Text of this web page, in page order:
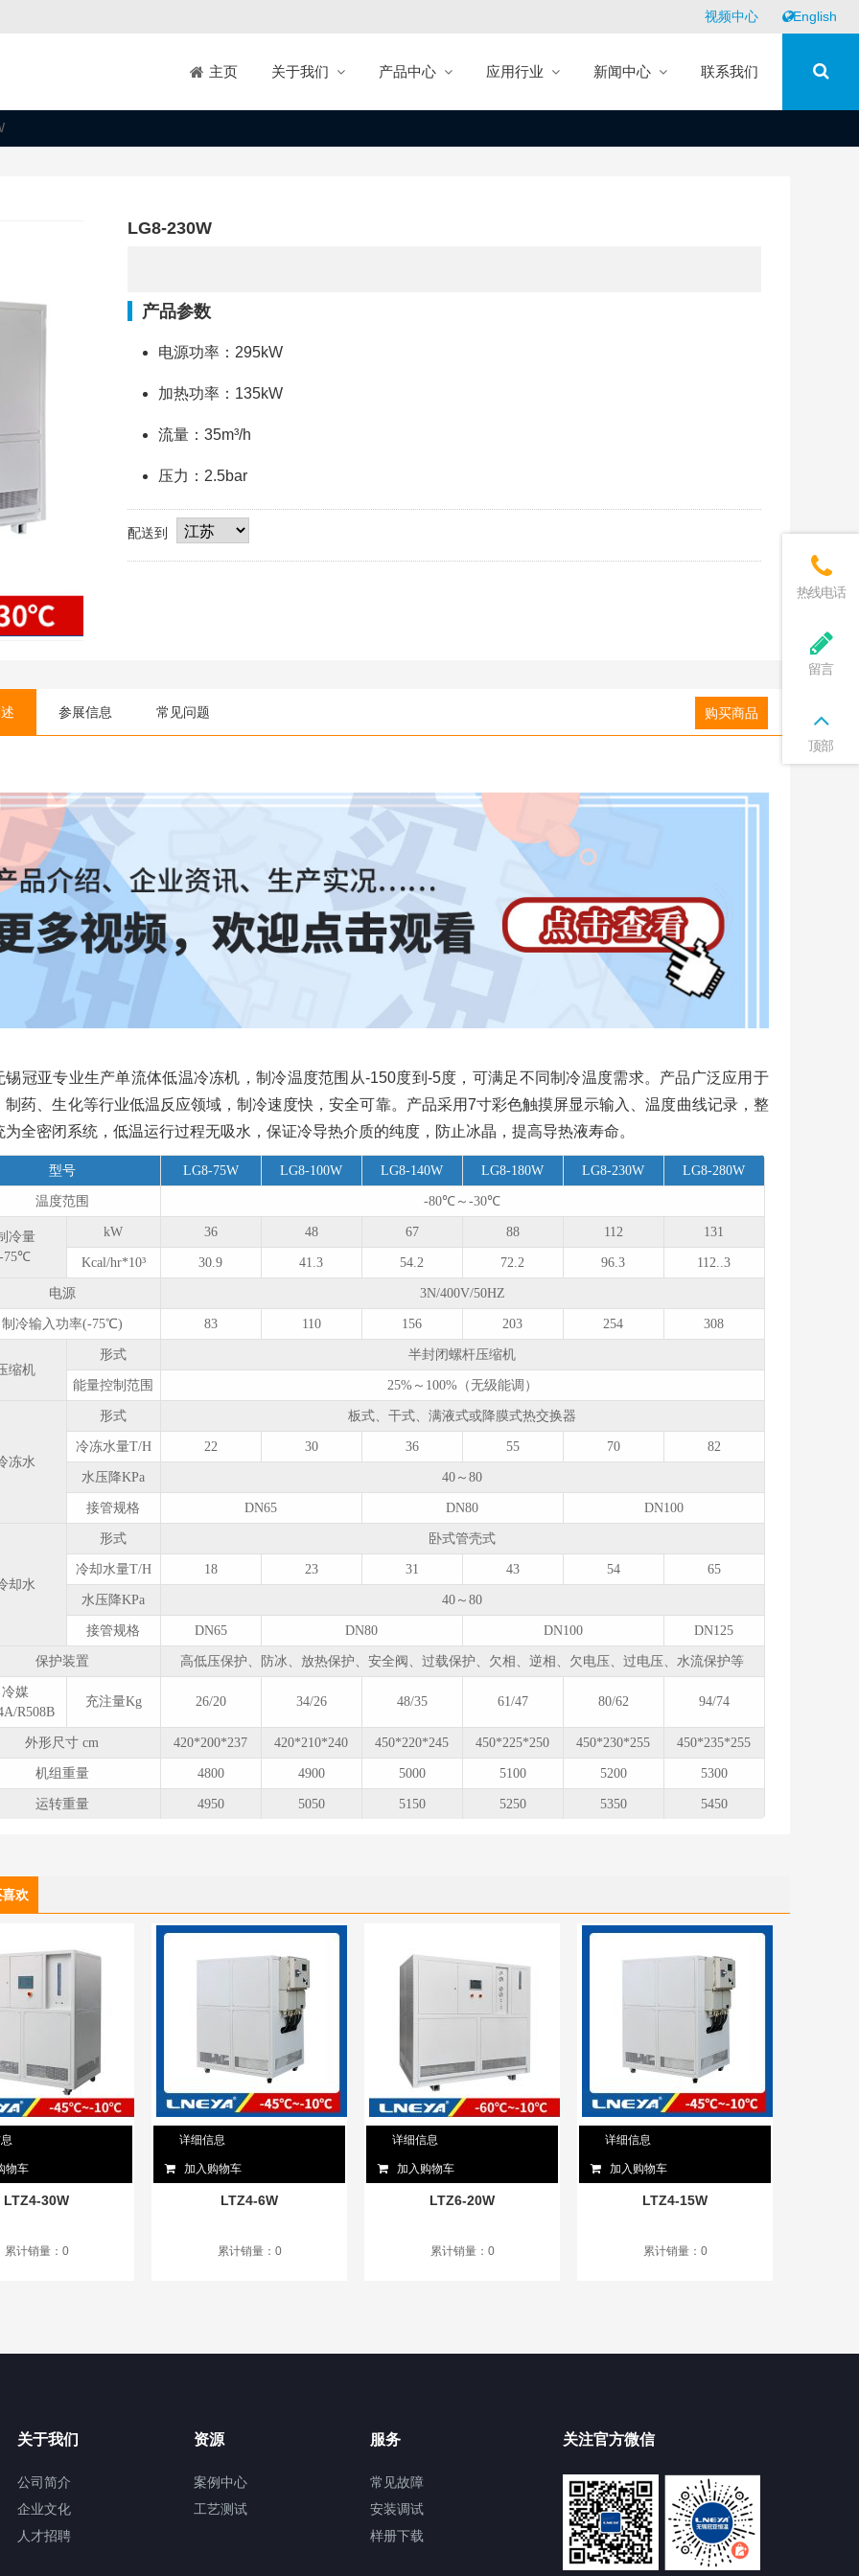
视频中心 English
主页 关于我们 产品中心 应用行业 新闻中心 联系我们
LG8-230W
产品参数
电源功率：295kW
加热功率：135kW
流量：35m³/h
压力：2.5bar
配送到
参展信息 常见问题 购买商品
锡冠亚专业生产单流体低温冷冻机，制冷温度范围从-150度到-5度，可满足不同制冷温度需求。产品广泛应用于
制药、生化等行业低温反应领域，制冷速度快，安全可靠。产品采用7寸彩色触摸屏显示输入、温度曲线记录，整
为全密闭系统，低温运行过程无吸水，保证冷导热介质的纯度，防止冰晶，提高导热液寿命。
型号 LG8-75W LG8-100W LG8-140W LG8-180W LG8-230W LG8-280W
温度范围 -80℃～-30℃
冷量
-75℃
kW 36 48 67 88 112 131
Kcal/hr*10³ 30.9 41.3 54.2 72.2 96.3 112..3
电源 3N/400V/50HZ
制冷输入功率(-75℃) 83 110 156 203 254 308
缩机
形式 半封闭螺杆压缩机
能量控制范围 25%～100%（无级能调）
冻水
形式 板式、干式、满液式或降膜式热交换器
冷冻水量T/H 22 30 36 55 70 82
水压降KPa 40～80
接管规格 DN65 DN80 DN100
却水
形式 卧式管壳式
冷却水量T/H 18 23 31 43 54 65
水压降KPa 40～80
接管规格 DN65 DN80 DN100 DN125
保护装置 高低压保护、防冰、放热保护、安全阀、过载保护、欠相、逆相、欠电压、过电压、水流保护等
冷媒
R508B
充注量Kg 26/20 34/26 48/35 61/47 80/62 94/74
外形尺寸 cm 420*200*237 420*210*240 450*220*245 450*225*250 450*230*255 450*235*255
机组重量 4800 4900 5000 5100 5200 5300
运转重量 4950 5050 5150 5250 5350 5450
欢
物车
LTZ4-30W
累计销量：0
详细信息
加入购物车
LTZ4-6W
累计销量：0
详细信息
加入购物车
LTZ6-20W
累计销量：0
详细信息
加入购物车
LTZ4-15W
累计销量：0
关于我们
公司简介
企业文化
人才招聘
资源
案例中心
工艺测试
服务
常见故障
安装调试
样册下载
关注官方微信
热线电话
留言
顶部